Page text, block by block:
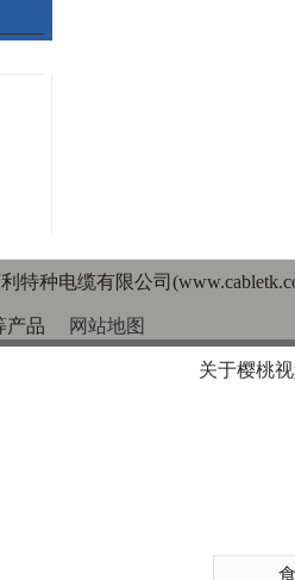
特种电缆有限公司
产品 网站地图
关于樱桃